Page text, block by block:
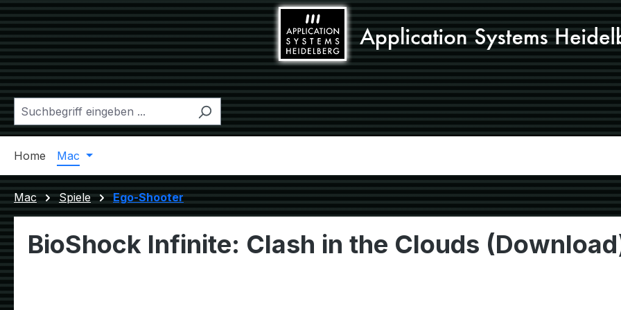
Hauptinhalt springen
Zur Suche springen
Zur Hauptnavigation springen
Home Mac
Mac Spiele Ego-Shooter
BioShock Infinite: Clash in the Clouds